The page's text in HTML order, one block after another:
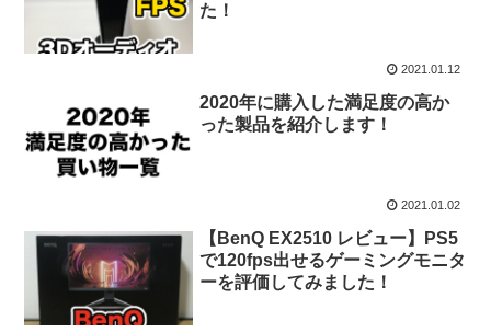
た！
2021.01.12
2020年に購入した満足度の高か
った製品を紹介します！
2021.01.02
【BenQ EX2510 レビュー】PS5
で120fps出せるゲーミングモニタ
ーを評価してみました！